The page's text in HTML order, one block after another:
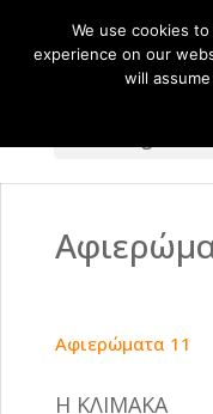
Αφιερώματα 11
Η ΚΛΙΜΑΚΑ
We use cookies
experience on our
will